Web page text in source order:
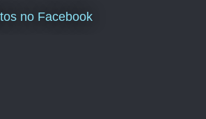
no Facebook